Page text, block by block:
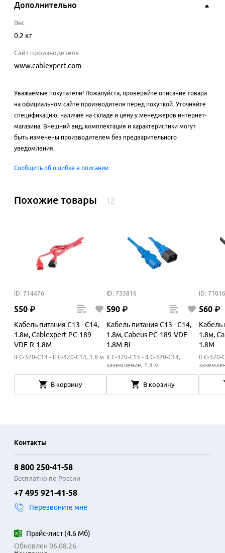
Дополнительно
Вес
0.2 кг
Сайт производителя
www.cablexpert.com
Уважаемые покупатели! Пожалуйста, проверяйте описание товара
на официальном сайте производителя перед покупкой. Уточняйте
спецификацию, наличие на складе и цену у менеджеров интернет-
магазина. Внешний вид, комплектация и характеристики могут
быть изменены производителем без предварительного
уведомления.
Сообщить об ошибке в описании
Похожие товары 12
ID: 714476
550 ₽
Кабель питания C13 - C14,
1.8м, Cablexpert PC-189-
VDE-R-1.8M
IEC-320-C13 - IEC-320-C14, 1.8 м
В корзину
ID: 733816
590 ₽
Кабель питания C13 - C14,
1.8м, Cabeus PC-189-VDE-
1.8M-BL
IEC-320-C13 - IEC-320-C14,
заземление, 1.8 м
В корзину
ID:
560 ₽
Кабель
1.8м,
1.8M
IEC-320-
Контакты
8 800 250-41-58
Бесплатно по России
+7 495 921-41-58
Перезвоните мне
Прайс-лист(4.6 Мб)
Обновлен 06.08.26